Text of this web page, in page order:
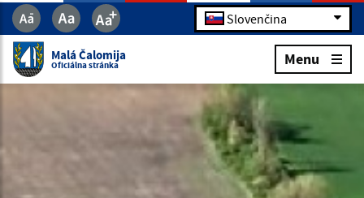
Slovenčina
Malá Čalomija
Oficiálna stránka Menu